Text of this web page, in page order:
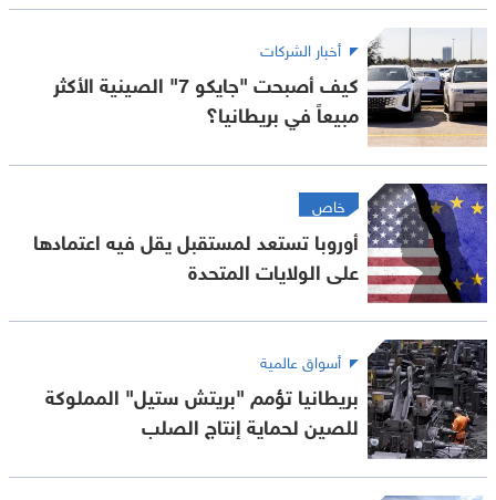
أخبار الشركات
كيف أصبحت "جايكو 7" الصينية الأكثر
مبيعاً في بريطانيا؟
خاص
أوروبا تستعد لمستقبل يقل فيه اعتمادها
على الولايات المتحدة
أسواق عالمية
بريطانيا تؤمم "بريتش ستيل" المملوكة
للصين لحماية إنتاج الصلب